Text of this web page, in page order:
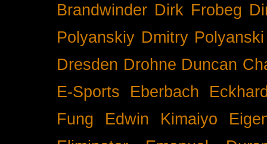
Brandwinder Dirk Frobeg
Polyanskiy Dmitry Polyanski
Dresden Drohne Duncan
E-Sports
Eberbach
Fung
Edwin Kimaiyo